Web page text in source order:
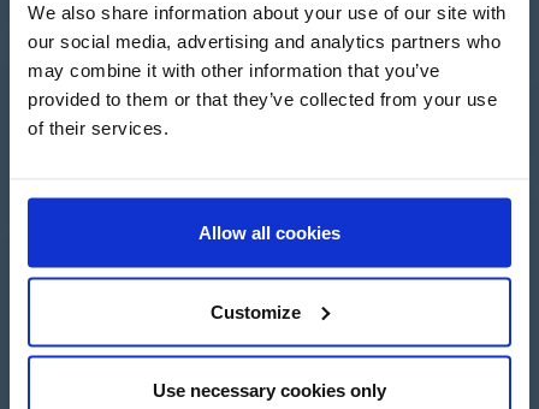
We also share information about your use of our site with
our social media, advertising and analytics partners who
may combine it with other information that you’ve
provided to them or that they’ve collected from your use
of their services.
Allow all cookies
Customize
Use necessary cookies only
Apartado de Correos nº 45
Pol. Ind. "El Carrascot"
Artesans 1 - 46850 L'Olleria
(Valencia-Spain)
+33 249 880 967
Criar una conta